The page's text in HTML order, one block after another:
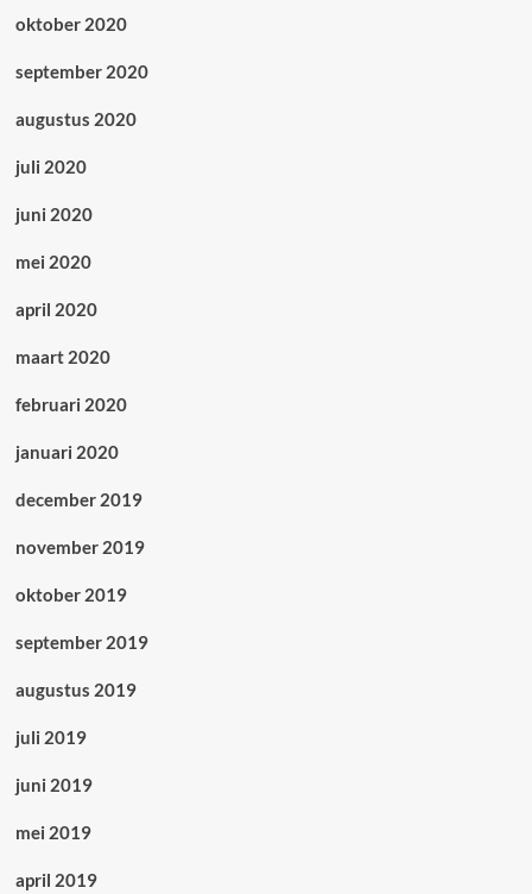
oktober 2020
september 2020
augustus 2020
juli 2020
juni 2020
mei 2020
april 2020
maart 2020
februari 2020
januari 2020
december 2019
november 2019
oktober 2019
september 2019
augustus 2019
juli 2019
juni 2019
mei 2019
april 2019